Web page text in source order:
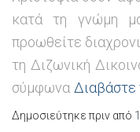
κατά τη γνώμη
προωθείτε
τη Διζωνική
σύμφωνα Διαβάστε
Δημοσιεύτηκε πριν από